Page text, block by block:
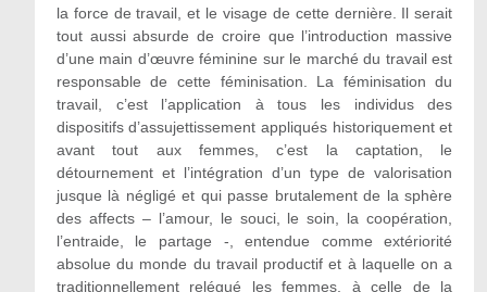
la force de travail, et le visage de cette dernière. Il serait
tout aussi absurde de croire que l’introduction massive
d’une main d’œuvre féminine sur le marché du travail est
responsable de cette féminisation. La féminisation du
travail, c’est l’application à tous les individus des
dispositifs d’assujettissement appliqués historiquement et
avant tout aux femmes, c’est la captation, le
détournement et l’intégration d’un type de valorisation
jusque là négligé et qui passe brutalement de la sphère
des affects – l’amour, le souci, le soin, la coopération,
l’entraide, le partage -, entendue comme extériorité
absolue du monde du travail productif et à laquelle on a
traditionnellement relégué les femmes, à celle de la